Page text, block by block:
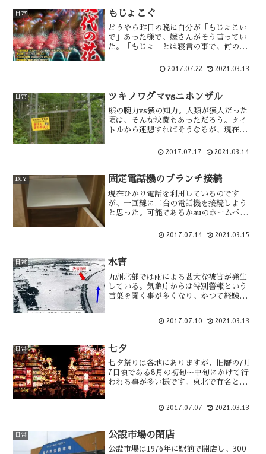
日常 もじょこぐ
どうやら昨日の晩に自分が「もじょこい
で」あった様で、嫁さんがそう言ってい
た。「もじょ」とは寝言の事で、何の夢
言っていたのだろう。寝言という言葉
時・・
2017.07.22 2021.03.13
日常 ツキノワグマvsニホンザル
熊の腕力vs猿の知力。人類が猿人だった
頃は、そんな決闘もあっただろう。タイ
トルから連想すればそうなるが、現在の
較です。秋田県ではツキノワグマ出没警
2017.07.17 2021.03.14
DIY 固定電話機のブランチ接続
現在ひかり電話を利用しているのです
が、一回線に二台の電話機を接続しよう
と思った。可能であるかauのホームペー
なっている。単純に考えれば、配線を分
2017.07.14 2021.03.15
日常 水害
九州北部では雨による甚大な被害が発生
している。気象庁からは特別警報という
言葉を聞く事が多くなり、かつて経験の
て、一カ所に大量の雨を降らせるという
2017.07.10 2021.03.13
日常 七夕
七夕祭りは各地にありますが、旧暦の7月
7日頃である8月の初旬〜中旬にかけて行
われる事が多い様です。東北で有名とい
代には16ｍの高さの灯籠が作られてお
2017.07.07 2021.03.13
日常 公設市場の閉店
公設市場は1976年に駅前で開店し、300